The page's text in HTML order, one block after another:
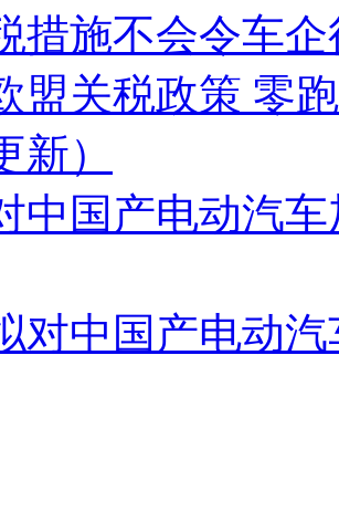
措施不会令车
盟关税政策 零
新）
中国产电动汽
对中国产电动